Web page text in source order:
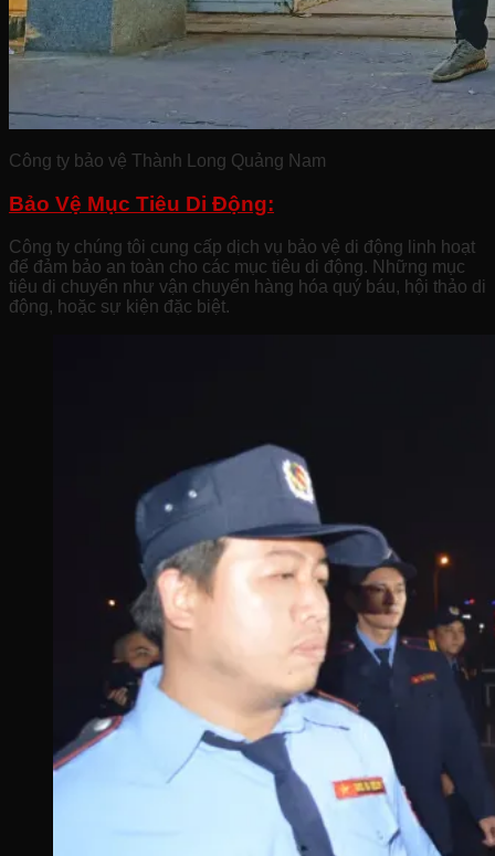
Công ty bảo vệ Thành Long Quảng Nam
Bảo Vệ Mục Tiêu Di Động:
Công ty chúng tôi cung cấp dịch vụ bảo vệ di động linh hoạt
để đảm bảo an toàn cho các mục tiêu di động. Những mục
tiêu di chuyển như vận chuyển hàng hóa quý báu, hội thảo di
động, hoặc sự kiện đặc biệt.